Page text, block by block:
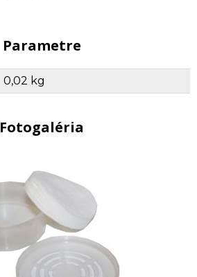
Parametre
0,02 kg
Fotogaléria